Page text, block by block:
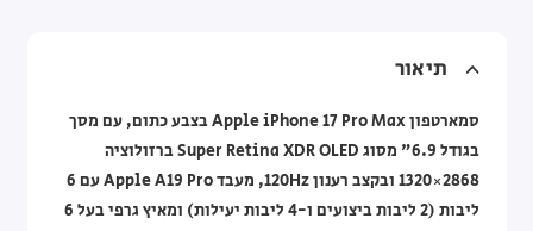
תיאור
סמארטפון Apple iPhone 17 Pro Max בצבע כתום, עם מסך
בגודל 6.9" מסוג Super Retina XDR OLED ברזולוציה
2868×1320 ובקצב רענון 120Hz, מעבד Apple A19 Pro עם 6
ליבות (2 ליבות ביצועים ו-4 ליבות יעילות) ומאיץ גרפי בעל 6